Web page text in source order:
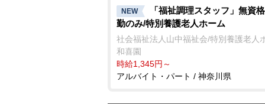
NEW
「福祉調理スタッフ」無資
勤のみ/特別養護老人ホーム
社会福祉法人山中福祉会/特別養護老人
和喜園
時給1,345円～
アルバイト・パート / 神奈川県